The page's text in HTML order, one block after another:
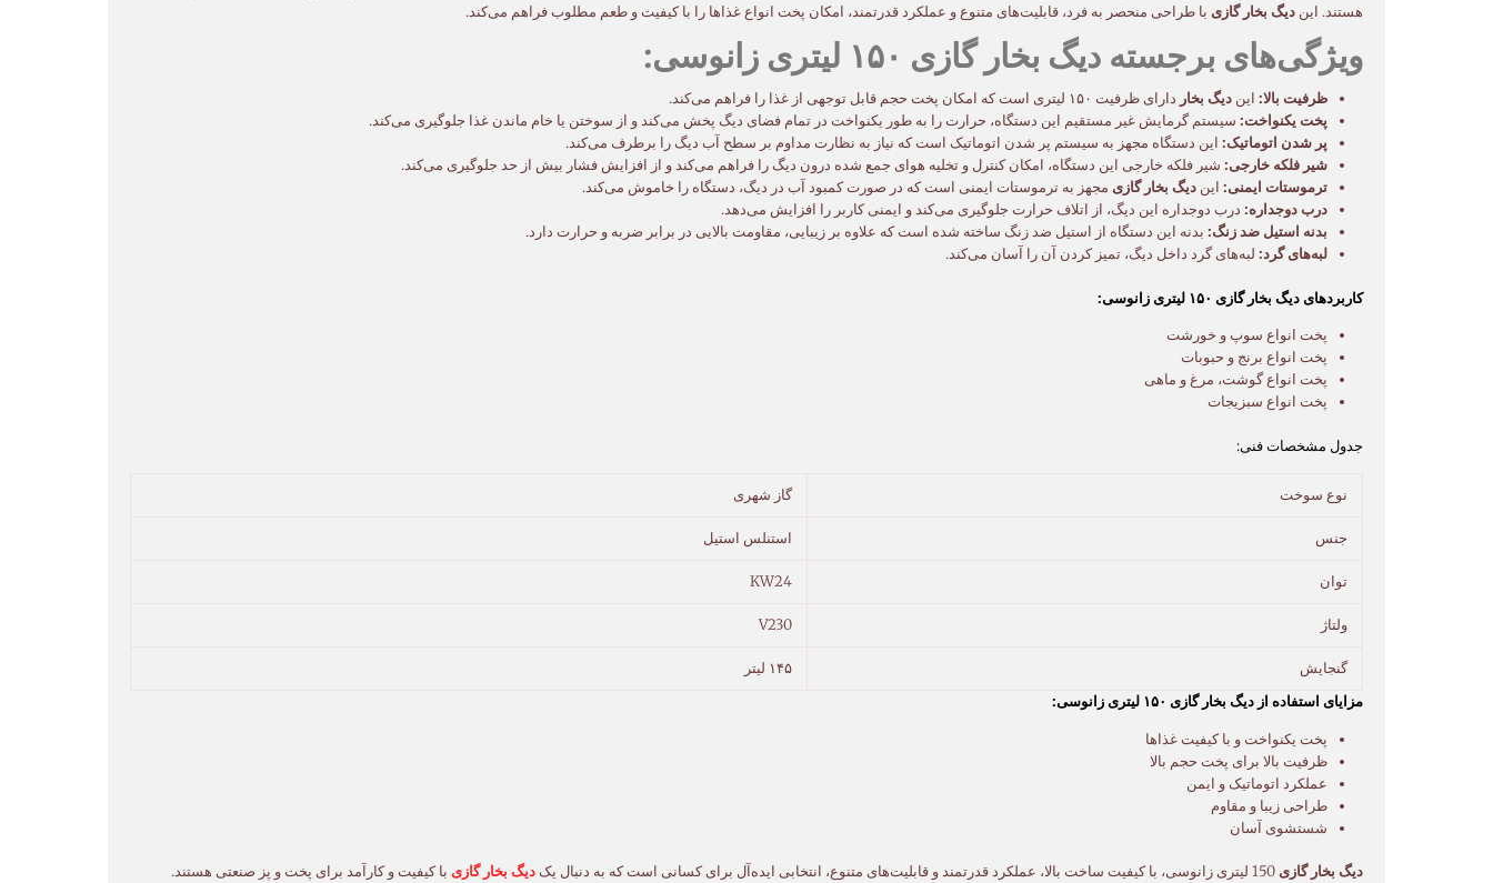
هستند. این دیگ بخار گازی با طراحی منحصر به فرد، قابلیت‌های متنوع و عملکرد قدرتمند، امکان پخت انواع غذاها را با کیفیت و طعم مطلوب فراهم می‌کند.
ویژگی‌های برجسته دیگ بخار گازی ۱۵۰ لیتری زانوسی:
ظرفیت بالا: ایندیگ بخار دارای ظرفیت ۱۵۰ لیتری است که امکان پخت حجم قابل توجهی از غذا را فراهم می‌کند.
پخت یکنواخت: سیستم گرمایش غیر مستقیم این دستگاه، حرارت را به طور یکنواخت در تمام فضای دیگ پخش می‌کند و از سوختن یا خام ماندن غذا جلوگیری می‌کند.
پر شدن اتوماتیک: این دستگاه مجهز به سیستم پر شدن اتوماتیک است که نیاز به نظارت مداوم بر سطح آب دیگ را برطرف می‌کند.
شیر فلکه خارجی: شیر فلکه خارجی این دستگاه، امکان کنترل و تخلیه هوای جمع شده درون دیگ را فراهم می‌کند و از افزایش فشار بیش از حد جلوگیری می‌کند.
ترموستات ایمنی: ایندیگ بخار گازی مجهز به ترموستات ایمنی است که در صورت کمبود آب در دیگ، دستگاه را خاموش می‌کند.
درب دوجداره: درب دوجداره این دیگ، از اتلاف حرارت جلوگیری می‌کند و ایمنی کاربر را افزایش می‌دهد.
بدنه استیل ضد زنگ: بدنه این دستگاه از استیل ضد زنگ ساخته شده است که علاوه بر زیبایی، مقاومت بالایی در برابر ضربه و حرارت دارد.
لبه‌های گرد: لبه‌های گرد داخل دیگ، تمیز کردن آن را آسان می‌کند.
کاربردهای دیگ بخار گازی ۱۵۰ لیتری زانوسی:
پخت انواع سوپ و خورشت
پخت انواع برنج و حبوبات
پخت انواع گوشت، مرغ و ماهی
پخت انواع سبزیجات
جدول مشخصات فنی:
نوع سوخت گاز شهری
جنس استنلس استیل
توان KW24
ولتاژ V230
گنجایش
۱۴۵ لیتر
مزایای استفاده از دیگ بخار گازی ۱۵۰ لیتری زانوسی:
پخت یکنواخت و با کیفیت غذاها
ظرفیت بالا برای پخت حجم بالا
عملکرد اتوماتیک و ایمن
طراحی زیبا و مقاوم
شستشوی آسان
دیگ بخار گازی دیگ بخار گازی با کیفیت و کارآمد برای پخت و پز صنعتی هستند.